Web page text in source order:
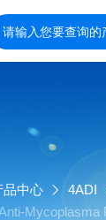
品中心 4ADI
Mycoplasma